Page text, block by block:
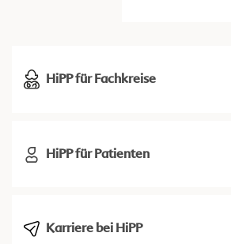
HiPP für Fachkreise
HiPP für Patienten
Karriere bei HiPP